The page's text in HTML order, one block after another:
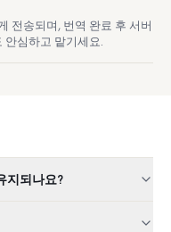
전송되며, 번역 완료 후 서버
안심하고 맡기세요.
지되나요?